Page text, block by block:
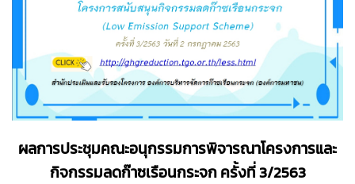
ผลการประชุมคณะอนุกรรมการพิจารณาโครงการและ
กิจกรรมลดก๊าซเรือนกระจก ครั้งที่ 3/2563